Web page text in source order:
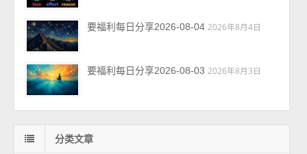
要福利每日分享2026-08-04 2026年8月4日
要福利每日分享2026-08-03 2026年8月3日
分类文章